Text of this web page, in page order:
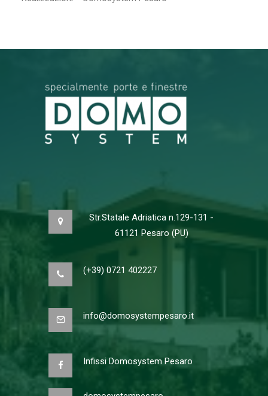
Str.Statale Adriatica n.129-131 -
61121 Pesaro (PU)
(+39) 0721 402227
info@domosystempesaro.it
Infissi Domosystem Pesaro